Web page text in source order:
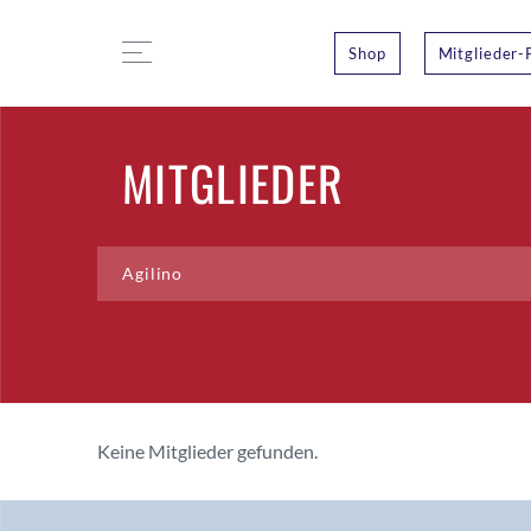
Shop Mitglieder-
MITGLIEDER
Keine Mitglieder gefunden.